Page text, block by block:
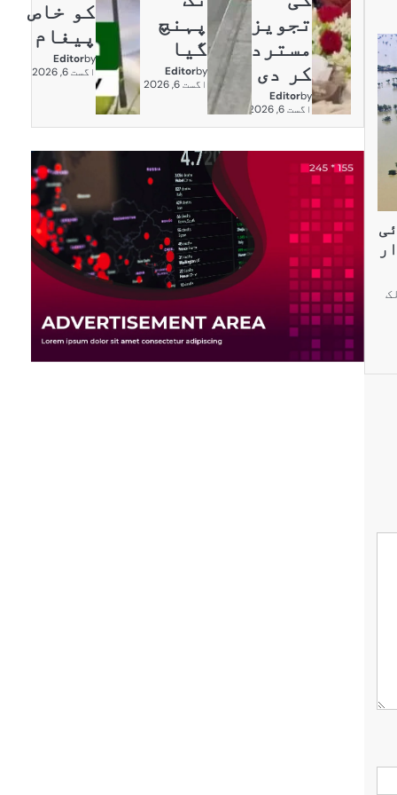
تجویز
مسترد
کر دی
by
Editor
اگست 6, 2026
پہنچ
گیا
by
Editor
اگست 6, 2026
کو خاص
پیغام
by
Editor
اگست 6, 2026